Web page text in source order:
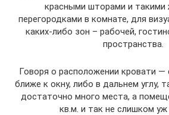
красными шторами и такими
перегородками в комнате, для
каких-либо зон – рабочей,
пространства.
Говоря о расположении кровати —
ближе к окну, либо в дальнем углу,
достаточно много места, а
кв.м. и так не слишком уж